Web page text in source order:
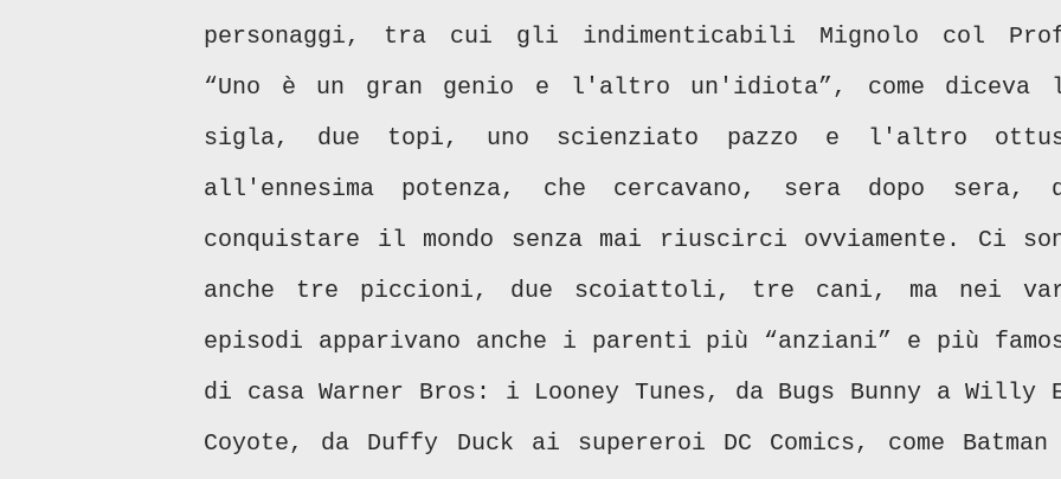
personaggi, tra cui gli indimenticabili Mignolo col
“Uno è un gran genio e l'altro un'idiota”, come diceva
sigla, due topi, uno scienziato pazzo e l'altro
all'ennesima potenza, che cercavano, sera dopo sera,
conquistare il mondo senza mai riuscirci ovviamente. Ci
anche tre piccioni, due scoiattoli, tre cani, ma nei
episodi apparivano anche i parenti più “anziani” e più
di casa Warner Bros: i Looney Tunes, da Bugs Bunny a Willy
Coyote, da Duffy Duck ai supereroi DC Comics, come Batman